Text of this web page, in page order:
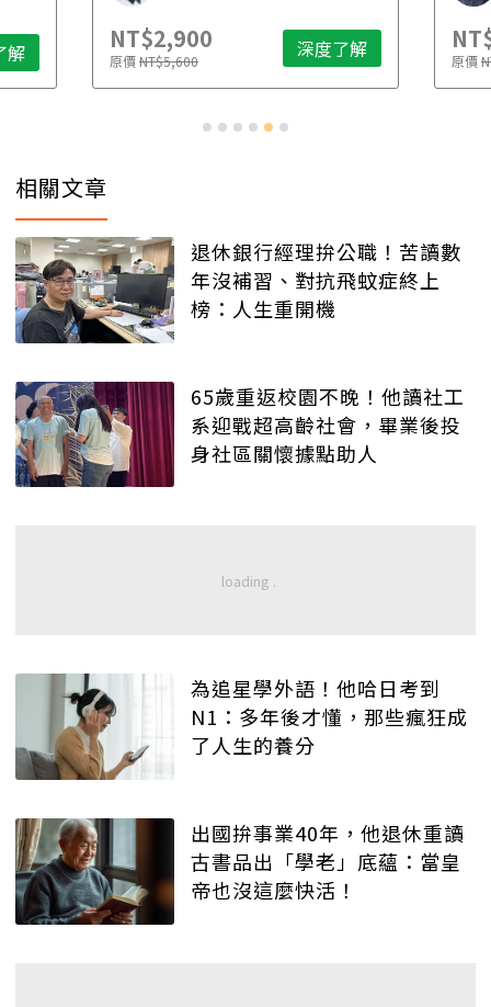
解 NT$2,900
原價NT$5,600 深度了解 原價
相關文章
退休銀行經理拚公職！苦讀數
年沒補習、對抗飛蚊症終上
榜：人生重開機
65歲重返校園不晚！他讀社工
系迎戰超高齡社會，畢業後投
身社區關懷據點助人
為追星學外語！他哈日考到
N1：多年後才懂，那些瘋狂成
了人生的養分
出國拚事業40年，他退休重讀
古書品出「學老」底蘊：當皇
帝也沒這麼快活！